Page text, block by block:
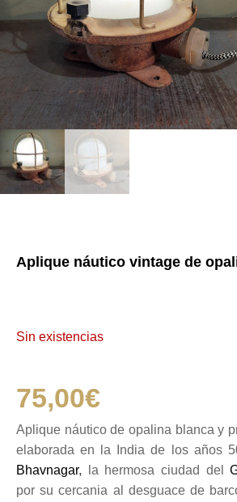
Aplique náutico vintage de
Sin existencias
75,00€
Aplique náutico de opalina blanca y
elaborada en la India de los años
Bhavnagar, la hermosa ciudad del
por su cercania al desguace de